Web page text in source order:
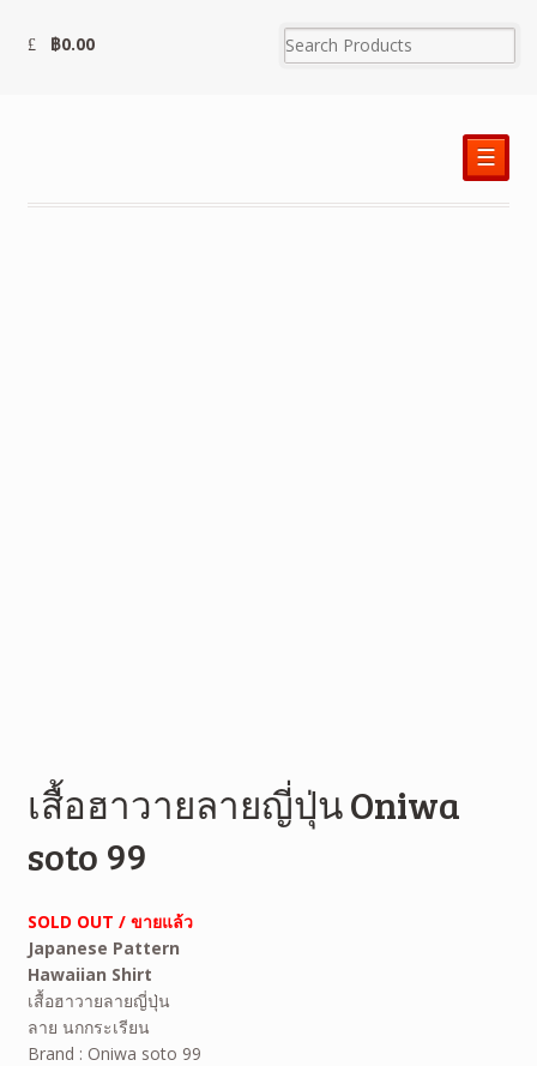
฿0.00
☰
เสื้อฮาวายลายญี่ปุ่น Oniwa
soto 99
SOLD OUT / ขายแล้ว
Japanese Pattern
Hawaiian Shirt
เสื้อฮาวายลายญี่ปุ่น
ลาย นกกระเรียน
Brand : Oniwa soto 99